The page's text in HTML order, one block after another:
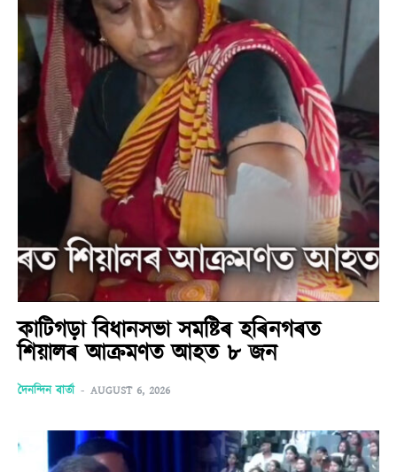
কাটিগড়া বিধানসভা সমষ্টিৰ হৰিনগৰত
শিয়ালৰ আক্ৰমণত আহত ৮ জন
দৈনন্দিন বাৰ্তা - AUGUST 6, 2026